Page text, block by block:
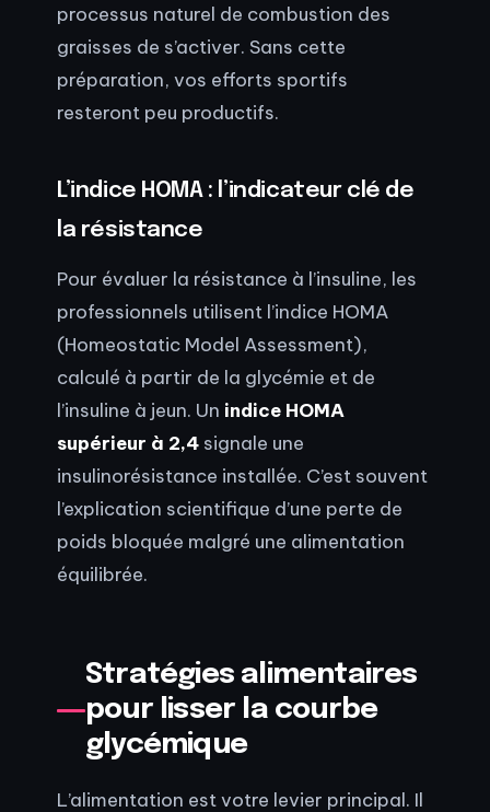
processus naturel de combustion des
graisses de s’activer. Sans cette
préparation, vos efforts sportifs
resteront peu productifs.
L’indice HOMA : l’indicateur clé de
la résistance
Pour évaluer la résistance à l’insuline, les
professionnels utilisent l’indice HOMA
(Homeostatic Model Assessment),
calculé à partir de la glycémie et de
l’insuline à jeun. Un indice HOMA
supérieur à 2,4 signale une
insulinorésistance installée. C’est souvent
l’explication scientifique d’une perte de
poids bloquée malgré une alimentation
équilibrée.
Stratégies alimentaires
pour lisser la courbe
glycémique
L’alimentation est votre levier principal. Il